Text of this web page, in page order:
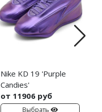
Nike KD 19 'Purple
Candies'
от 11906 руб
Выбрать